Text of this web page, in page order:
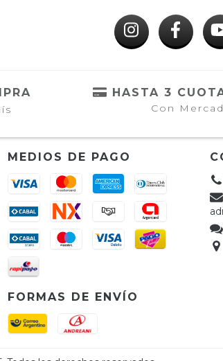
HASTA 3
Con
MEDIOS DE PAGO
FORMAS DE ENVÍO